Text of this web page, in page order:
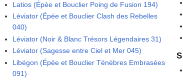
Latios (Épée et Bouclier Poing de Fusion 194)
Léviator (Épée et Bouclier Clash des Rebelles
040)
Léviator (Noir & Blanc Trésors Légendaires 31)
Léviator (Sagesse entre Ciel et Mer 045)
Libégon (Épée et Bouclier Ténèbres Embrasées
091)
S